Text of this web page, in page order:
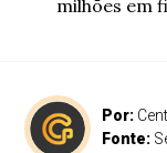
milhões em
Por:
Fonte: